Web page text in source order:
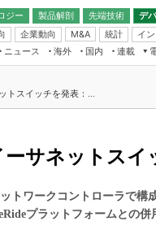
ジー 製品解剖
先端技術
デ
ン
企業動向 M&A 統計 イ
フィジカルAI
読者調査（EE
ニュース 海外 国内
連載
イス通信
スコープ
エンジニアの社会人大
ブックレット
トスイッチを発表：...
ーサネットスイ
トワークコントローラで構
プラットフォームとの